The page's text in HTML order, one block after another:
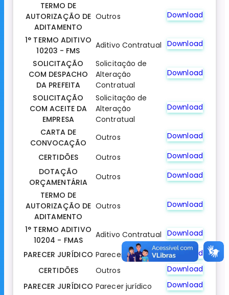
TERMO DE
AUTORIZAÇÃO DE
ADITAMENTO
Outros Download
1° TERMO ADITIVO
10203 - FMS
Aditivo Contratual Download
SOLICITAÇÃO
COM DESPACHO
DA PREFEITA
Solicitação de
Alteração
Contratual
Download
SOLICITAÇÃO
COM ACEITE DA
EMPRESA
Solicitação de
Alteração
Contratual
Download
CARTA DE
CONVOCAÇÃO
Outros Download
CERTIDÕES Outros
Download
DOTAÇÃO
ORÇAMENTÁRIA
Outros
Download
TERMO DE
AUTORIZAÇÃO DE
ADITAMENTO
Outros Download
1° TERMO ADITIVO
10204 - FMAS
Aditivo Contratual Download
PARECER JURÍDICO Parecer jurídico
Download
CERTIDÕES
Outros
Download
PARECER JURÍDICO Parecer jurídico
Download